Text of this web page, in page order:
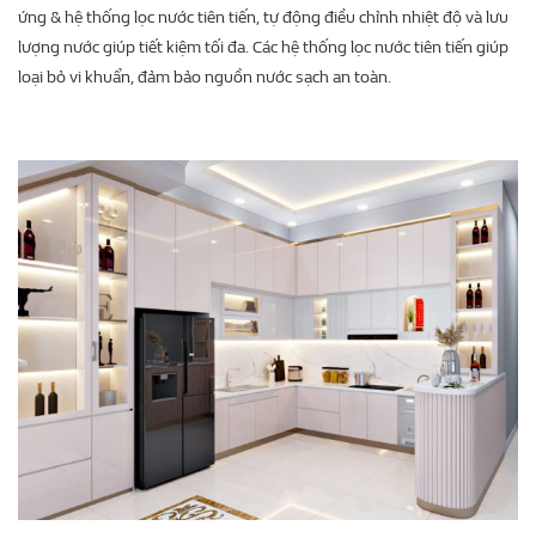
ứng & hệ thống lọc nước tiên tiến, tự động điều chỉnh nhiệt độ và lưu
lượng nước giúp tiết kiệm tối đa. Các hệ thống lọc nước tiên tiến giúp
loại bỏ vi khuẩn, đảm bảo nguồn nước sạch an toàn.